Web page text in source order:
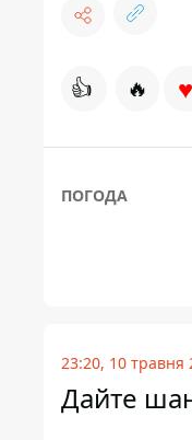
👍 🔥 ♥
ПОГОДА
23:20, 10 травня
Дайте